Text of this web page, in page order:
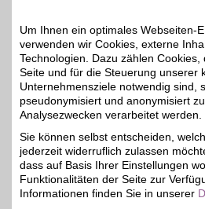
bis zu 15€
OTTO
Ob
oder
Als
und
Um Ihnen ein optimales Webseiten-
verwenden wir Cookies, externe
Technologien. Dazu zählen
Seite und für die Steuerung unserer
Unternehmensziele notwendig sind,
pseudonymisiert und anonymisiert
Analysezwecken verarbeitet werden.
Sie können selbst entscheiden,
jederzeit widerruflich zulassen
dass auf Basis Ihrer Einstellungen
Funktionalitäten der Seite zur
Informationen finden Sie in unserer